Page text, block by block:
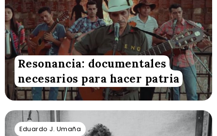
Resonancia: documentales
necesarios para hacer patria
Eduardo J. Umaña